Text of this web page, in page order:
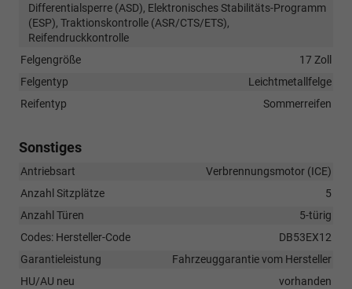
Differentialsperre (ASD), Elektronisches Stabilitäts-Programm
(ESP), Traktionskontrolle (ASR/CTS/ETS),
Reifendruckkontrolle
Felgengröße
17 Zoll
Felgentyp
Leichtmetallfelge
Reifentyp
Sommerreifen
Sonstiges
Antriebsart
Verbrennungsmotor (ICE)
Anzahl Sitzplätze
5
Anzahl Türen
5-türig
Codes: Hersteller-Code
DB53EX12
Garantieleistung
Fahrzeuggarantie vom Hersteller
HU/AU neu
vorhanden